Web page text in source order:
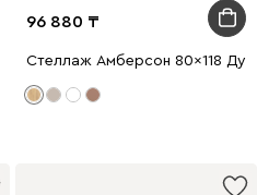
96 880
Стеллаж Амберсон 80x118